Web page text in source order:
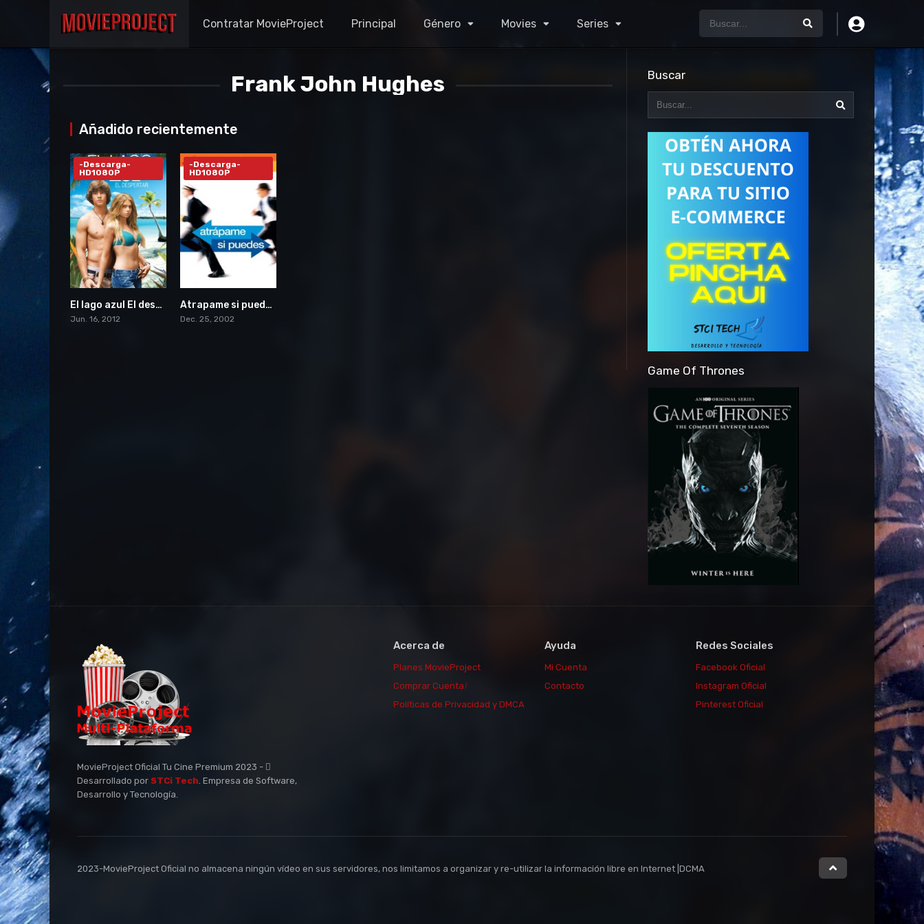
Contratar MovieProject Principal Género Movies Series
Frank John Hughes
Añadido recientemente
5.3
-Descarga-
HD1080P
El lago azul El despertar 2012
Jun. 16, 2012
8.1
-Descarga-
HD1080P
Atrapame si puedes
Dec. 25, 2002
Buscar
Game Of Thrones
Movies
Acerca de
Planes MovieProject
Comprar Cuenta!
Políticas de Privacidad y DMCA
Ayuda
Mi Cuenta
Contacto
Redes Sociales
Facebook Oficial
Instagram Oficial
Pinterest Oficial
MovieProject Oficial Tu Cine Premium 2023 -
Desarrollado por STCi Tech. Empresa de Software,
Desarrollo y Tecnología.
2023-MovieProject Oficial no almacena ningún vídeo en sus servidores, nos limitamos a organizar y re-utilizar la información libre en Internet |DCMA